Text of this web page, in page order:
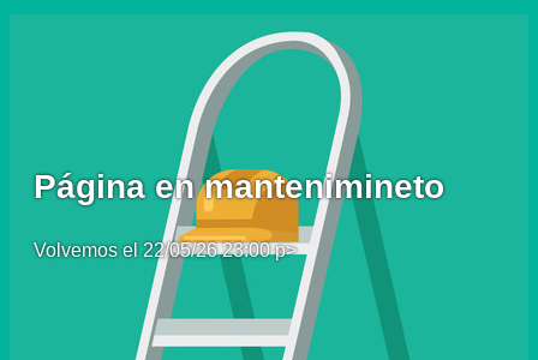
Página en mantenimineto
Volvemos el 22/05/26 23:00 p>